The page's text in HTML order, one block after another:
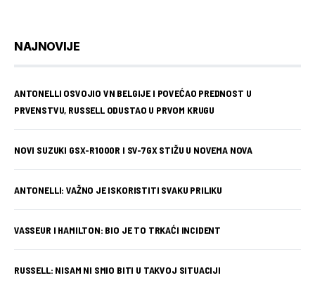
NAJNOVIJE
ANTONELLI OSVOJIO VN BELGIJE I POVEĆAO PREDNOST U
PRVENSTVU, RUSSELL ODUSTAO U PRVOM KRUGU
NOVI SUZUKI GSX-R1000R I SV-7GX STIŽU U NOVEMA NOVA
ANTONELLI: VAŽNO JE ISKORISTITI SVAKU PRILIKU
VASSEUR I HAMILTON: BIO JE TO TRKAĆI INCIDENT
RUSSELL: NISAM NI SMIO BITI U TAKVOJ SITUACIJI